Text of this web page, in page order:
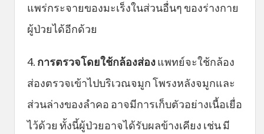
แพร่กระจายของมะเร็งในส่วนอื่นๆ ของร่างกาย
ผู้ป่วยได้อีกด้วย
4. การตรวจโดยใช้กล้องส่องแพทย์จะใช้กล้อง
ส่องตรวจเข้าไปบริเวณจมูก โพรงหลังจมูกและ
ส่วนล่างของลำคอ อาจมีการเก็บตัวอย่างเนื้อเยื่อ
ไว้ด้วย ทั้งนี้ผู้ป่วยอาจได้รับผลข้างเคียง เช่น มี